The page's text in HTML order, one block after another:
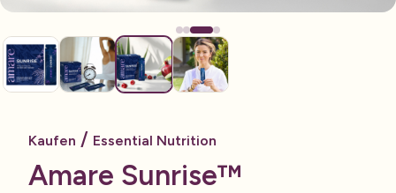
Kaufen / Essential Nutrition
Amare Sunrise™